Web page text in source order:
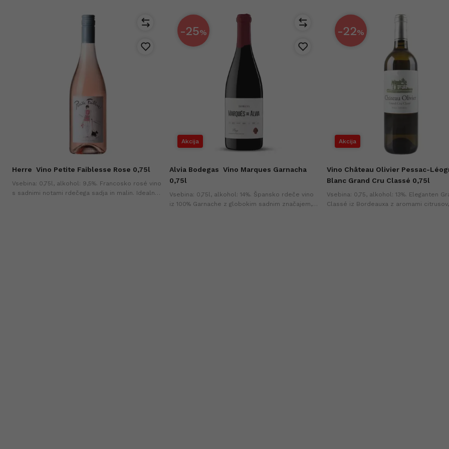
Herre Vino Petite Faiblesse Rose 0,75l
Vsebina: 0,75l, alkohol: 9,5%. Francosko rosé vino
s sadnimi notami rdečega sadja in malin. Idealno
-25%
Akcija
Alvia Bodegas Vino Marques Garnacha
0,75l
Vsebina: 0,75l, alkohol: 14%. Špansko rdeče vino
iz 100% Garnache z globokim sadnim značajem,
-22%
Akcija
Vino Château Olivier Pessac-
Blanc Grand Cru Classé 0,75l
Vsebina: 0,75, alkohol: 13%. Eleganten
Classé iz Bordeauxa z aromami